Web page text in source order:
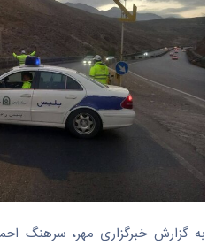
به گزارش خبرگزاری مهر، سرهنگ